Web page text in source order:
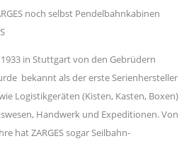
noch selbst Pendelbahnkabinen
1933 in Stuttgart von den Gebrüdern
bekannt als der erste Serienhersteller
Logistikgeräten (Kisten, Kasten, Boxen)
Handwerk und Expeditionen. Von
hat ZARGES sogar Seilbahn-